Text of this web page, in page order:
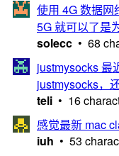
使用 4G 数据
5G 就可以了是
solecc • 68
justmysocks 最
justmysocks，
teli • 16
感觉最新 mac
iuh • 53